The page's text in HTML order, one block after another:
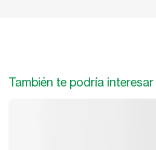
También te podría interesar